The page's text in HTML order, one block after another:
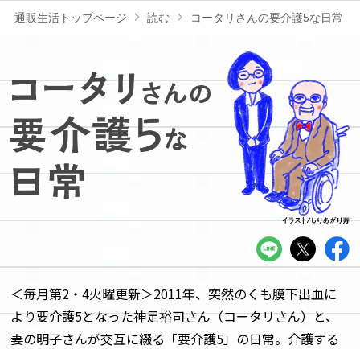
ー
通販生活トップページ 読む コータリさんの要介護5な日常
＜毎月第2・4火曜更新＞2011年、突然のくも膜下出血に
より要介護5となった神足裕司さん（コータリさん）と、
妻の明子さんが交互に綴る「要介護5」の日常。介護する